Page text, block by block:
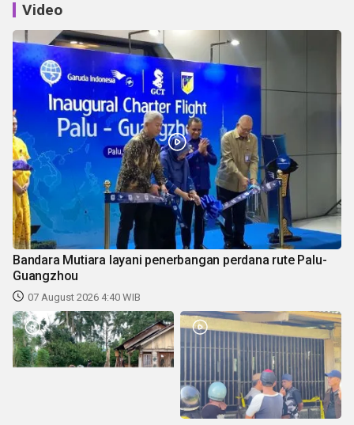
Video
Bandara Mutiara layani penerbangan perdana rute Palu-
Guangzhou
07 August 2026 4:40 WIB